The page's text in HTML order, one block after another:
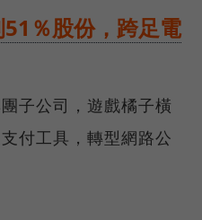
％股份，跨足電
子公司，遊戲橘子橫
付工具，轉型網路公